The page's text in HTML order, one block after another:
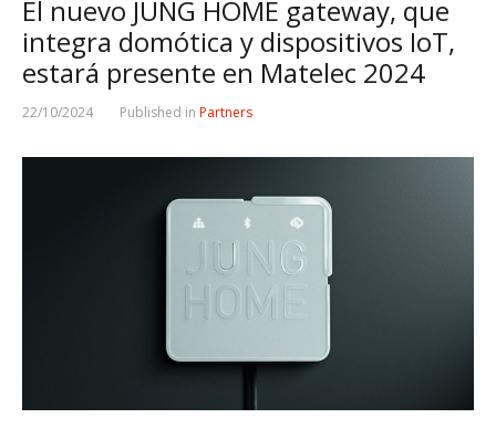
El nuevo JUNG HOME gateway, que
integra domótica y dispositivos IoT,
estará presente en Matelec 2024
22/10/2024 Published in Partners